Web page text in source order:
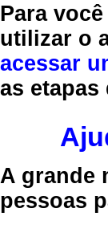
Para
utilizar o
acessar
as
A grande
pessoas